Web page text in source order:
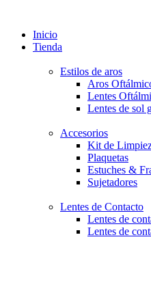
Inicio
Tienda
Estilos de aros
Aros
Lentes
Lentes de sol
Accesorios
Kit de
Plaquetas
Estuches &
Sujetadores
Lentes de Contacto
Lentes de
Lentes de